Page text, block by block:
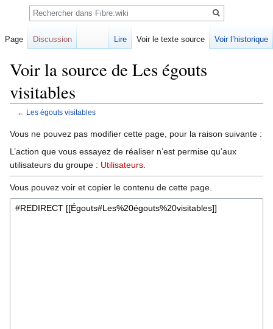
Voir la source de Les égouts
visitables
← Les égouts visitables
Sauter
à
Sauter
à
Vous ne pouvez pas modifier cette page, pour la raison suivante :
L’action que vous essayez de réaliser n’est permise qu’aux
utilisateurs du groupe : Utilisateurs
Vous pouvez voir et copier le contenu de cette page.
Page Discussion Lire Voir le texte source Voir l’historique
Rechercher